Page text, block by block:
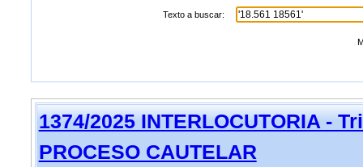
Texto a buscar:
1374/2025 INTERLOCUTORIA -
PROCESO CAUTELAR